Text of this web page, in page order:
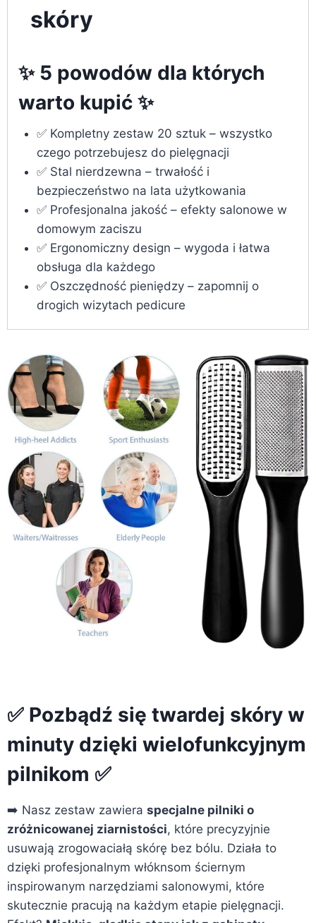
skóry
✨ 5 powodów dla których
warto kupić ✨
✅ Kompletny zestaw 20 sztuk – wszystko
czego potrzebujesz do pielęgnacji
✅ Stal nierdzewna – trwałość i
bezpieczeństwo na lata użytkowania
✅ Profesjonalna jakość – efekty salonowe w
domowym zaciszu
✅ Ergonomiczny design – wygoda i łatwa
obsługa dla każdego
✅ Oszczędność pieniędzy – zapomnij o
drogich wizytach pedicure
✅ Pozbądź się twardej skóry w
minuty dzięki wielofunkcyjnym
pilnikom ✅
➡️ Nasz zestaw zawiera specjalne pilniki o
zróżnicowanej ziarnistości, które precyzyjnie
usuwają zrogowaciałą skórę bez bólu. Działa to
dzięki profesjonalnym włóknsom ściernym
inspirowanym narzędziami salonowymi, które
skutecznie pracują na każdym etapie pielęgnacji.